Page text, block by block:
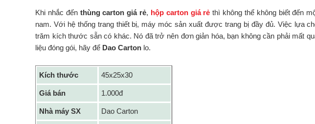
Khi nhắc đến thùng carton giá rẻ, hộp carton giá rẻ thì không thể không biết đến
nam. Với hệ thống trang thiết bị, máy móc sản xuất được trang bị đầy đủ. Việc lựa
trăm kích thước sẵn có khác. Nó đã trở nên đơn giản hóa, bạn không cần phải mất
liệu đóng gói, hãy để Dao Carton lo.
Kích thước 45x25x30
Giá bán 1.000đ
Nhà máy SX Dao Carton